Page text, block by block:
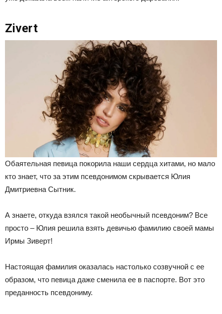
Zivert
Обаятельная певица покорила наши сердца хитами, но мало
кто знает, что за этим псевдонимом скрывается Юлия
Дмитриевна Сытник.
А знаете, откуда взялся такой необычный псевдоним? Все
просто – Юлия решила взять девичью фамилию своей мамы
Ирмы Зиверт!
Настоящая фамилия оказалась настолько созвучной с ее
образом, что певица даже сменила ее в паспорте. Вот это
преданность псевдониму.